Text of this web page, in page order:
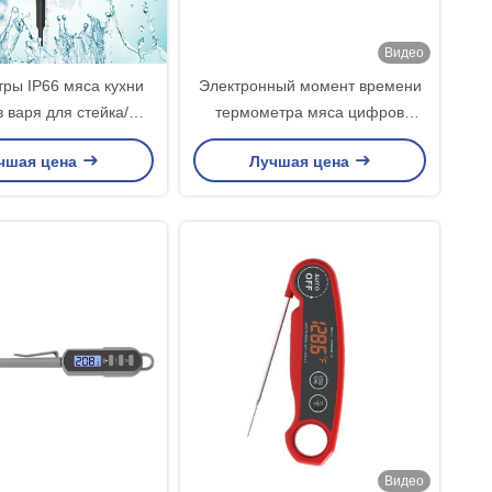
IP66 мяса кухни
варя для стейка/
жидкости Foody
цена
Видео
Электронный момент времени
термометра мяса цифров
домочадца прочитал мясо
БАРБЕКЮ варя еду
Лучшая цена
Видео